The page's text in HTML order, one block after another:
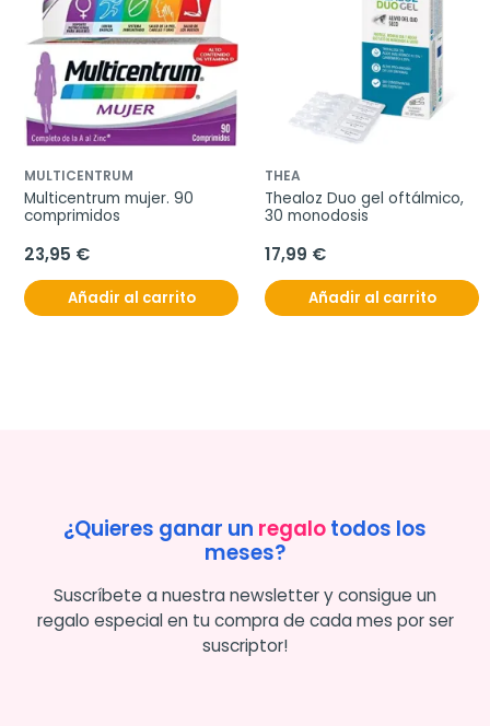
MULTICENTRUM
Multicentrum mujer. 90
comprimidos
23,95 €
Añadir al carrito
THEA
Thealoz Duo gel oftálmico,
30 monodosis
17,99 €
Añadir al carrito
¿Quieres ganar un regalotodos los
meses?
Suscríbete a nuestra newsletter y consigue un
regalo especial en tu compra de cada mes por ser
suscriptor!